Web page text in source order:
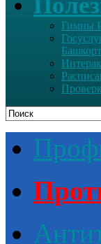
Гимны